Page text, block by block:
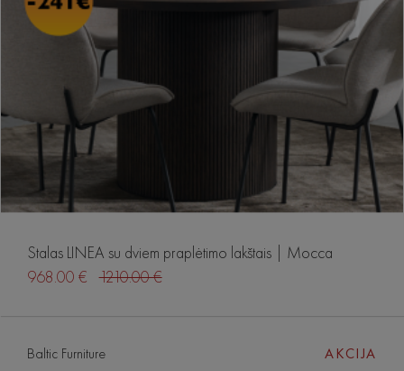
Stalas LINEA su dviem praplėtimo lakštais | Mocca
968.00 € 1210.00 €
Baltic Furniture AKCIJA